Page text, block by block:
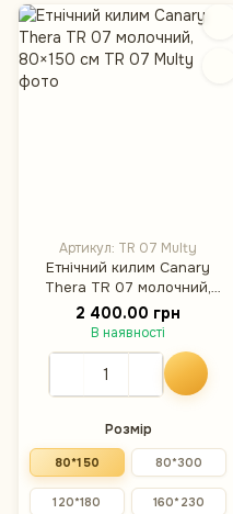
Артикул: TR 07 Multy
Етнічний килим Canary
Thera TR 07 молочний,
80×150 см
2 400.00 грн
В наявності
Розмір
80*150 80*300
120*180 160*230